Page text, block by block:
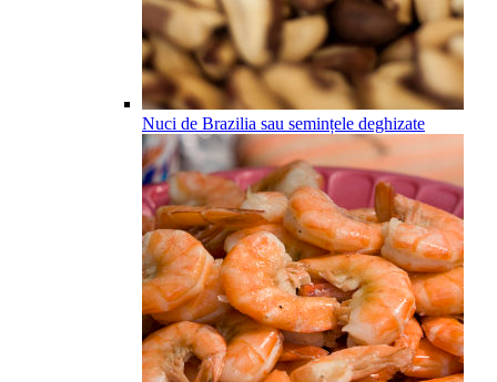
Nuci de Brazilia sau semințele deghizate